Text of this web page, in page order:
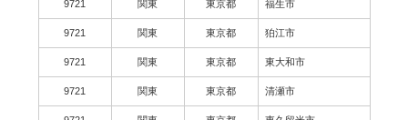
9721 関東 東京都 福生市
9721 関東 東京都 狛江市
9721 関東 東京都 東大和市
9721 関東 東京都 清瀬市